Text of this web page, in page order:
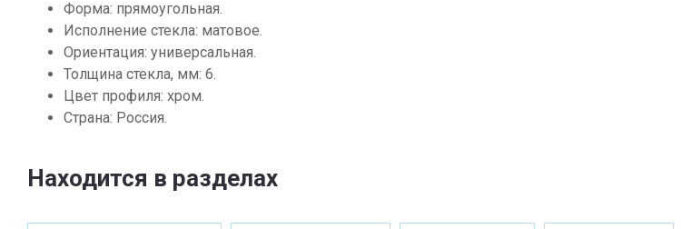
Форма: прямоугольная.
Исполнение стекла: матовое.
Ориентация: универсальная.
Толщина стекла, мм: 6.
Цвет профиля: хром.
Страна: Россия.
Находится в разделах